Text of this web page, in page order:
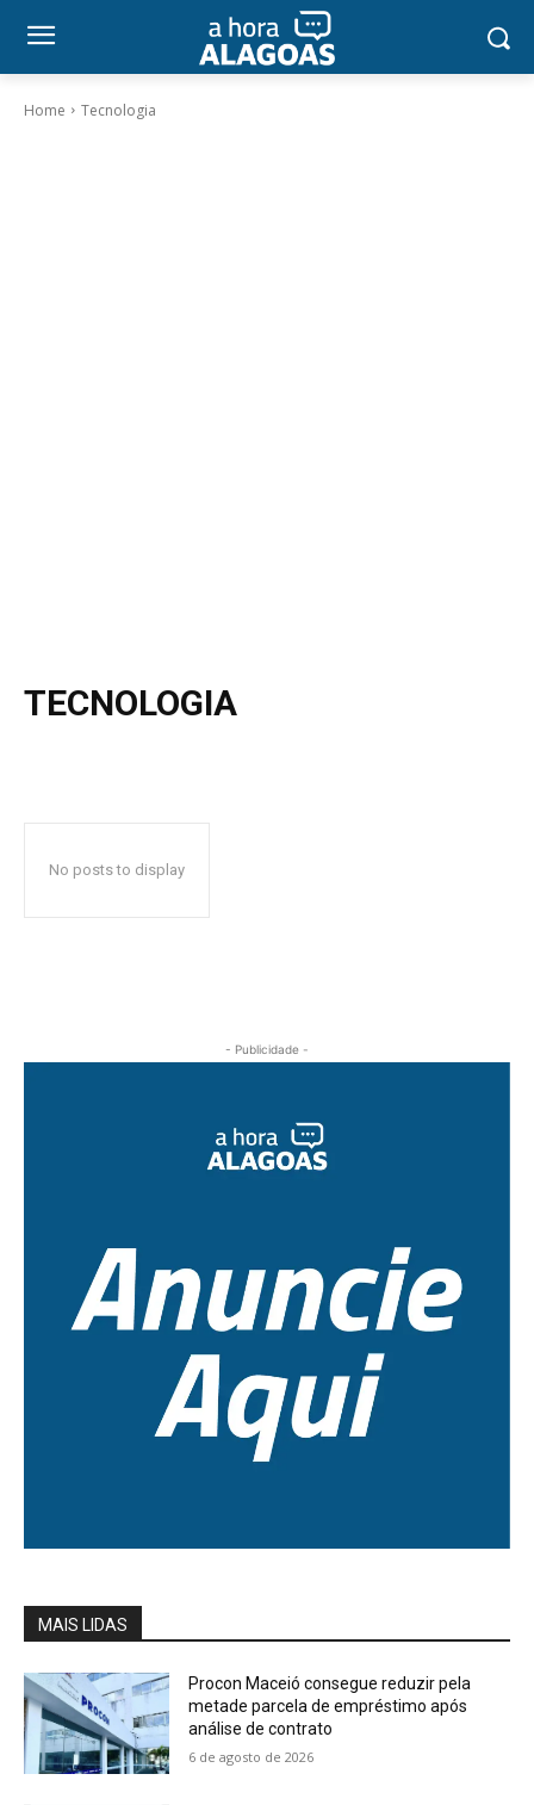
Home Tecnologia
TECNOLOGIA
No posts to display
- Publicidade -
MAIS LIDAS
Procon Maceió consegue reduzir pela
metade parcela de empréstimo após
análise de contrato
6 de agosto de 2026